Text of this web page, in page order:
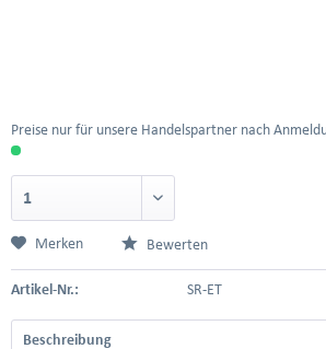
Preise nur für unsere Handelspartner nach
Merken Bewerten
Artikel-Nr.: SR-ET
Beschreibung